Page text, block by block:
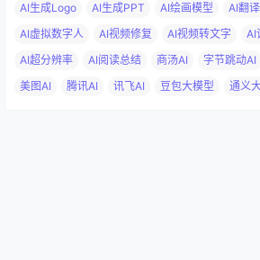
AI生成Logo
AI生成PPT AI绘画模型 AI翻译
AI虚拟数字人
AI视频修复 AI视频转文字 AI
AI超分辨率
AI阅读总结 商汤AI 字节跳动AI
美图AI
腾讯AI 讯飞AI 豆包大模型 通义